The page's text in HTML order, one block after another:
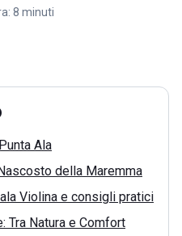
8 minuti
Ala
della Maremma
Violina e consigli pratici
Tra Natura e Comfort